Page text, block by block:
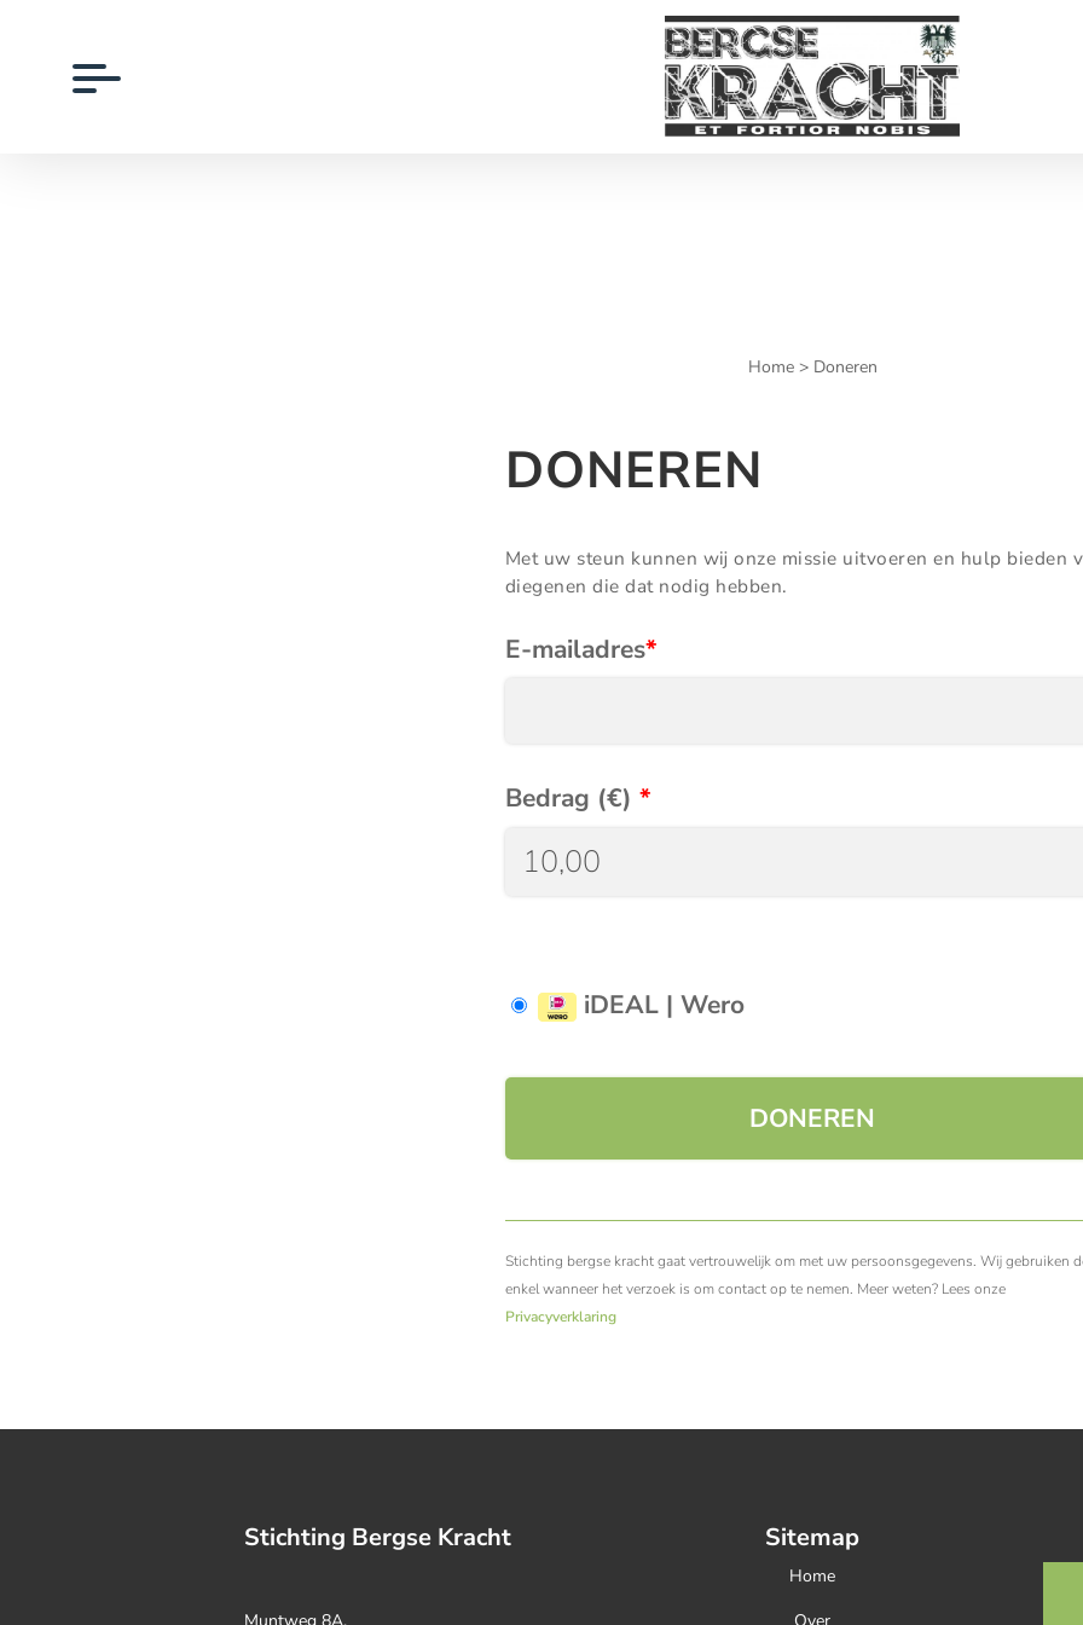
Home> Doneren
DONEREN
Met uw steun kunnen wij onze missie uitvoeren en hulp bieden
diegenen die dat nodig hebben.
E-mailadres*
Bedrag (€) *
iDEAL | Wero
Stichting bergse kracht gaat vertrouwelijk om met uw persoonsgegevens. Wij gebruiken
enkel wanneer het verzoek is om contact op te nemen. Meer weten? Lees onze
Privacyverklaring
Stichting Bergse Kracht Sitemap
Home